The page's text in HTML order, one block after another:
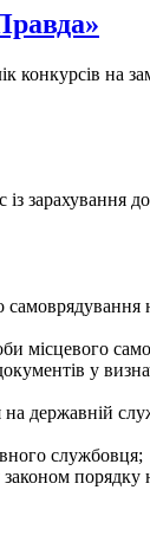
конкурсів
зарахування
місцевого
у
державній
службовця;
порядку